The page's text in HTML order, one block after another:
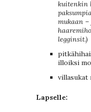
kuitenkin
mukaan
legginsit.)
illoiksi
villasukat
Lapselle: